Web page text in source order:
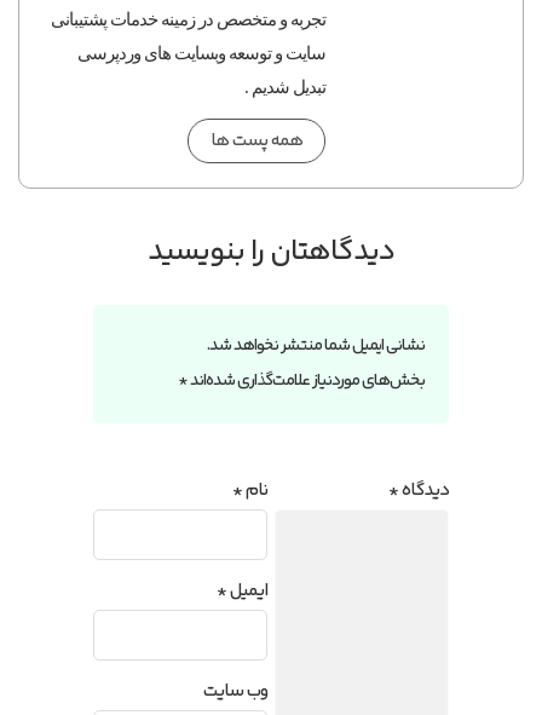
تجربه و متخصص در زمینه خدمات پشتیبانی
سایت و توسعه وبسایت های وردپرسی
تبدیل شدیم .
همه پست ها
دیدگاهتان را بنویسید
نشانی ایمیل شما منتشر نخواهد شد.
بخش‌های موردنیاز علامت‌گذاری شده‌اند*
دیدگاه* نام*
ایمیل*
وب‌ سایت